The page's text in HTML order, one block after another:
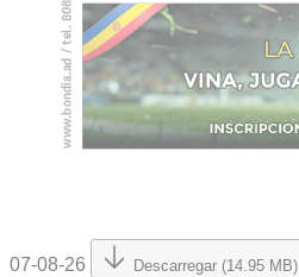
07-08-26 Descarregar (14.95 MB)